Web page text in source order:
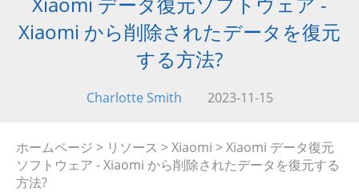
Xiaomi から削除されたデータを復元
する方法?
Charlotte Smith 2023-11-15
ホームページ > リソース >Xiaomi > Xiaomi データ復元
ソフトウェア - Xiaomi から削除されたデータを復元する
方法?